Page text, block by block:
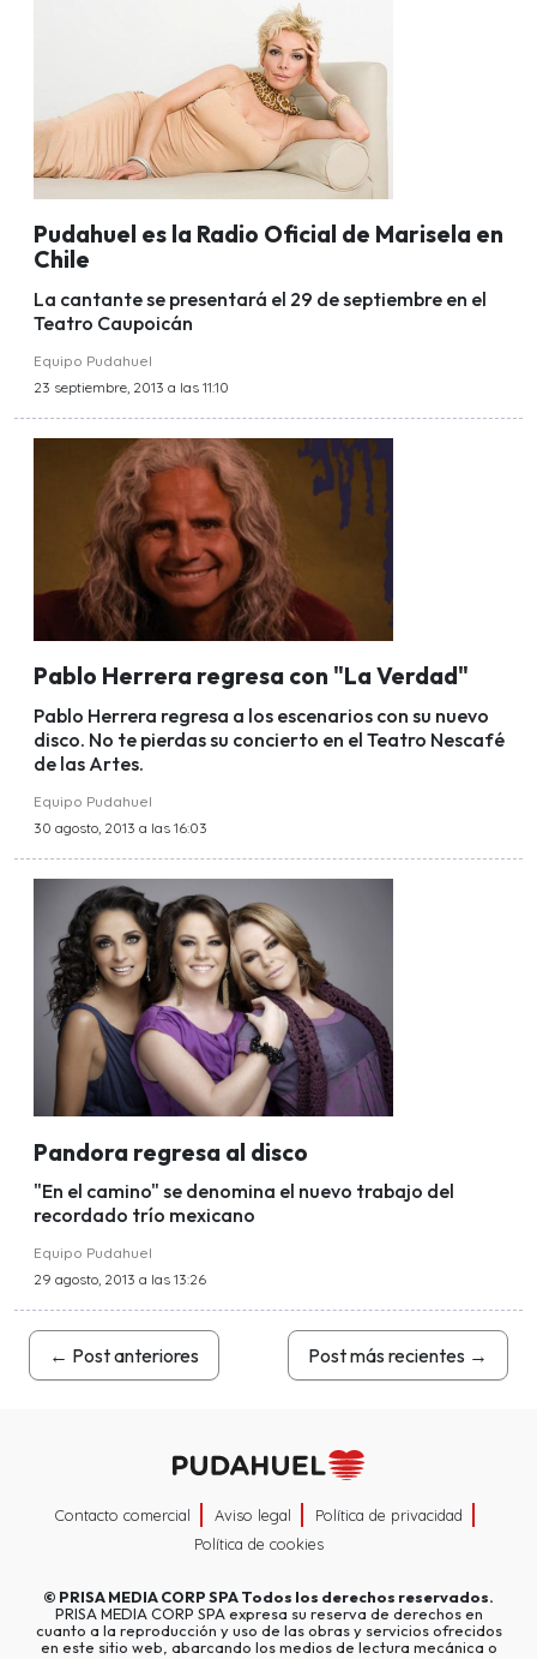
Pudahuel es la Radio Oficial de Marisela en
Chile
La cantante se presentará el 29 de septiembre en el
Teatro Caupoicán
Equipo Pudahuel
23 septiembre, 2013 a las 11:10
Pablo Herrera regresa con "La Verdad"
Pablo Herrera regresa a los escenarios con su nuevo
disco. No te pierdas su concierto en el Teatro Nescafé
de las Artes.
Equipo Pudahuel
30 agosto, 2013 a las 16:03
Pandora regresa al disco
"En el camino" se denomina el nuevo trabajo del
recordado trío mexicano
Equipo Pudahuel
29 agosto, 2013 a las 13:26
← Post anteriores Post más recientes →
Contacto comercial Aviso legal
Política de privacidad
Política de cookies
© PRISA MEDIA CORP SPATodos los derechos reservados.
PRISA MEDIA CORP SPA expresa su reserva de derechos en
cuanto a la reproducción y uso de las obras y servicios ofrecidos
en este sitio web, abarcando los medios de lectura mecánica o